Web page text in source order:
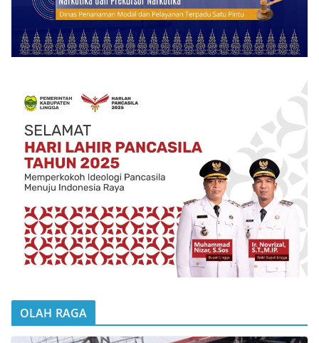
OLAH RAGA